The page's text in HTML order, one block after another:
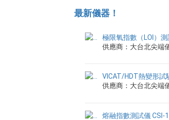
最新儀器！
極限氧指數（LOI）
供應商：大台北尖端
VICAT/HDT熱變形試
供應商：大台北尖端
熔融指數測試儀 CSI-